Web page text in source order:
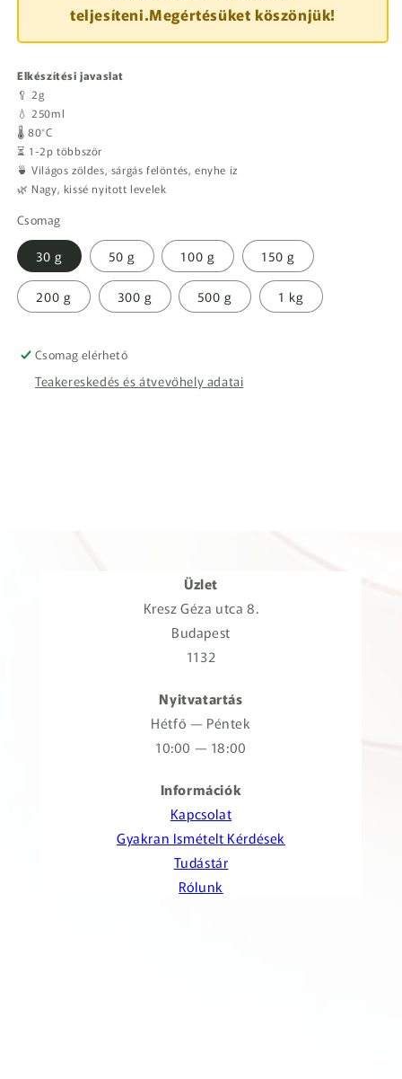
teljesíteni.Megértésüket köszönjük!
Elkészítési javaslat
🥄 2g
💧 250ml
🌡️ 80°C
⏳ 1-2p többször
🍵 Világos zöldes, sárgás felöntés, enyhe íz
🌿 Nagy, kissé nyitott levelek
Csomag
30 g 50 g 100 g 150 g
200 g 300 g 500 g 1 kg
Csomag elérhető
Teakereskedés és átvevőhely adatai
Üzlet
Kresz Géza utca 8.
Budapest
1132
Nyitvatartás
Hétfő — Péntek
10:00 — 18:00
Információk
Kapcsolat
Gyakran Ismételt Kérdések
Tudástár
Rólunk